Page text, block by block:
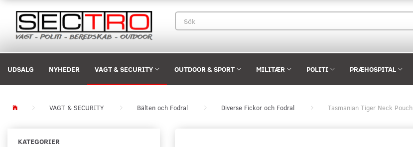
UDSALG NYHEDER VAGT & SECURITY OUTDOOR & SPORT MILITÆR POLITI PRÆHOSPITAL
VAGT & SECURITY Bälten och Fodral Diverse Fickor och Fodral Tasmanian Tiger Neck Pouch
KATEGORIER